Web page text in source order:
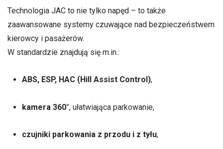
Technologia JAC to nie tylko napęd – to także
zaawansowane systemy czuwające nad bezpieczeństwem
kierowcy i pasażerów.
W standardzie znajdują się m.in.:
ABS, ESP, HAC (Hill Assist Control),
kamera 360°, ułatwiająca parkowanie,
czujniki parkowania z przodu i z tyłu,